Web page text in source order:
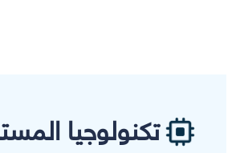
تكنولوجيا